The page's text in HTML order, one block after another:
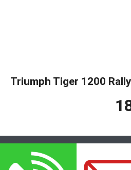
Triumph Tiger 1200